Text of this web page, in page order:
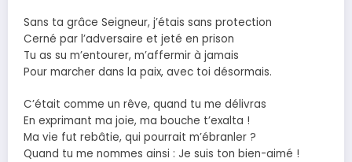
Sans ta grâce Seigneur, j’étais sans protection
Cerné par l’adversaire et jeté en prison
Tu as su m’entourer, m’affermir à jamais
Pour marcher dans la paix, avec toi désormais.
C’était comme un rêve, quand tu me délivras
En exprimant ma joie, ma bouche t’exalta !
Ma vie fut rebâtie, qui pourrait m’ébranler ?
Quand tu me nommes ainsi : Je suis ton bien-aimé !